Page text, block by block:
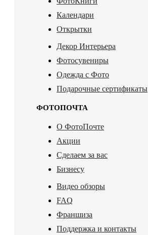
Календари
Открытки
Декор Интерьера
Фотосувениры
Одежда с Фото
Подарочные сертификаты
ФОТОПОЧТА
О ФотоПочте
Акции
Сделаем за вас
Бизнесу
Видео обзоры
FAQ
Франшиза
Поддержка и контакты